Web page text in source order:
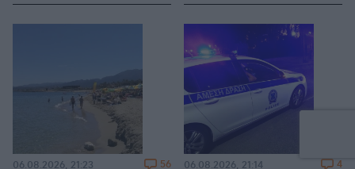
06.08.2026, 21:23 56 06.08.2026, 21:14 4